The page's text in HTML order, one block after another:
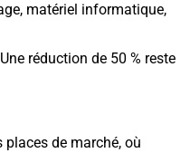
matériel informatique,
réduction de 50 % reste
de marché, où